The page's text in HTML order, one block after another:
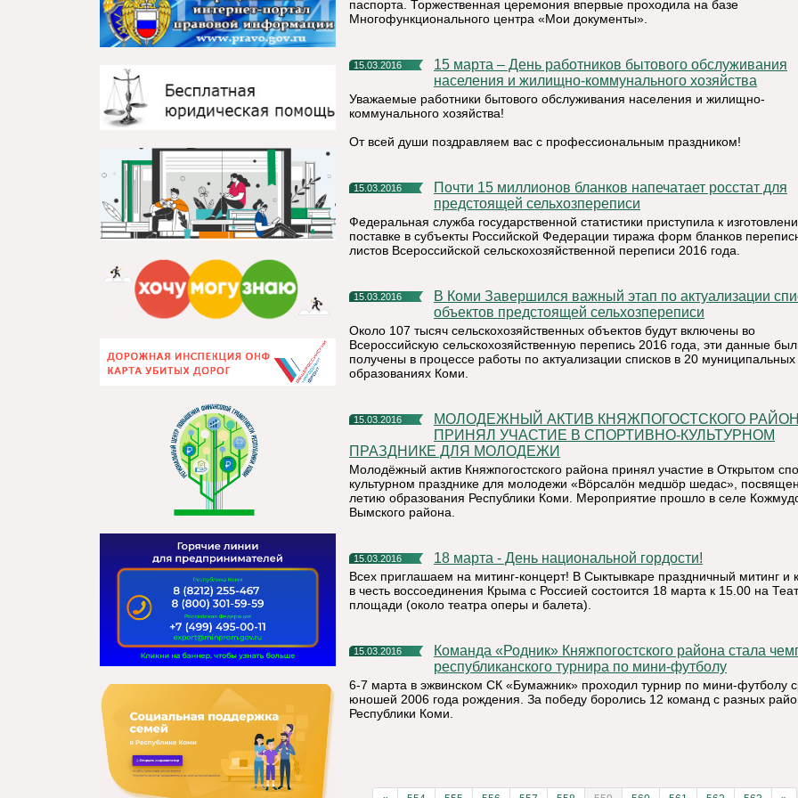
паспорта. Торжественная церемония впервые проходила на базе
Многофункционального центра «Мои документы».
15.03.2016
15 марта – День работников бытового обслуживания
населения и жилищно-коммунального хозяйства
Уважаемые работники бытового обслуживания населения и жилищно-
коммунального хозяйства!
От всей души поздравляем вас с профессиональным праздником!
15.03.2016
Почти 15 миллионов бланков напечатает росстат для
предстоящей сельхозпереписи
Федеральная служба государственной статистики приступила к
поставке в субъекты Российской Федерации тиража форм бланков
листов Всероссийской сельскохозяйственной переписи 2016 года.
15.03.2016
В Коми Завершился важный этап по актуализации списков
объектов предстоящей сельхозпереписи
Около 107 тысяч сельскохозяйственных объектов будут включены во
Всероссийскую сельскохозяйственную перепись 2016 года, эти данные
получены в процессе работы по актуализации списков в 20 муниципальных
образованиях Коми.
15.03.2016
МОЛОДЕЖНЫЙ АКТИВ КНЯЖПОГОСТСКОГО РАЙОНА
ПРИНЯЛ УЧАСТИЕ В СПОРТИВНО-КУЛЬТУРНОМ
ПРАЗДНИКЕ ДЛЯ МОЛОДЕЖИ
Молодёжный актив Княжпогостского района принял участие в Открытом
культурном празднике для молодежи «Вöрсалöн медшöр шедас»,
летию образования Республики Коми. Мероприятие прошло в селе
Вымского района.
15.03.2016 18 марта - День национальной гордости!
Всех приглашаем на митинг-концерт! В Сыктывкаре праздничный митинг и
в честь воссоединения Крыма с Россией состоится 18 марта к 15.00 на
площади (около театра оперы и балета).
15.03.2016
Команда «Родник» Княжпогостского района стала чемпионом
республиканского турнира по мини-футболу
6-7 марта в эжвинском СК «Бумажник» проходил турнир по мини-футболу
юношей 2006 года рождения. За победу боролись 12 команд с разных
Республики Коми.